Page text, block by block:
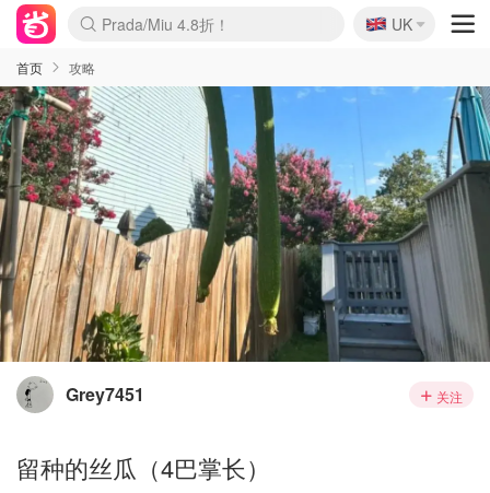
Prada/Miu 4.8折！
🇬🇧
UK
首页 攻略
Grey7451 关注
留种的丝瓜（4巴掌长）